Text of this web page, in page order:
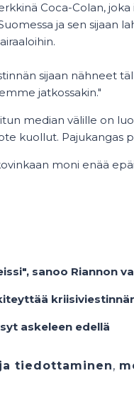
Coca-Colan,
ja sen sijaan
sijaan nähneet
jatkossakin."
median välille on
kuollut. Pajukangas
moni enää
sanoo Riannon
askeleen edellä
tiedottaminen,